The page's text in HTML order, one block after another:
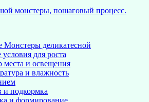
монстеры, пошаговый процесс.
деликатесной
для роста
места и освещения
и влажность
и подкормка
и формирование